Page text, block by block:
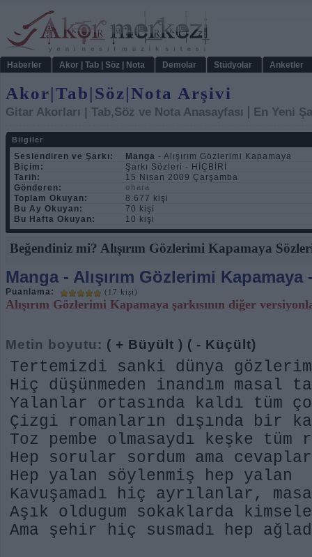
Haberler Akor | Tab | Söz | Nota Demolar Stüdyolar Anketler
Akor|Tab|Söz|Nota Arşivi
Gitar Akorları | Tab,Söz ve Nota Anasayfası | En Yeni
Bilgiler
Seslendiren ve Şarkı: Manga - Alışırım Gözlerimi Kapamaya
Biçim:
Şarkı Sözleri - HİÇBİRİ
Tarih:
15 Nisan 2009 Çarşamba
Gönderen:
ohara
Toplam Okuyan:
8.677 kişi
Bu Ay Okuyan:
70 kişi
Bu Hafta Okuyan:
10 kişi
Beğendiniz mi? Alışırım Gözlerimi Kapamaya
Manga- Alışırım Gözlerimi Kapamaya
Puanlama: (17 kişi)
Alışırım Gözlerimi Kapamaya şarkısının diğer
Metin boyutu: ( + Büyült ) ( - Küçült)
Tertemizdi sanki dünya
Hiç düşünmeden inandım masal
Yalanlar ortasında kaldı tüm
Çizgi romanların dışında bir
Toz pembe olmasaydı keşke tüm
Hep sorular sordum ama
Hep yalan söylenmiş hep yalan
Kavuşamadı hiç ayrılanlar,
Aşık oldugum sokaklarda
Ama şehir hiç susmadı hep